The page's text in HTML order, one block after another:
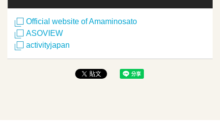
Official website of Amaminosato
ASOVIEW
activityjapan